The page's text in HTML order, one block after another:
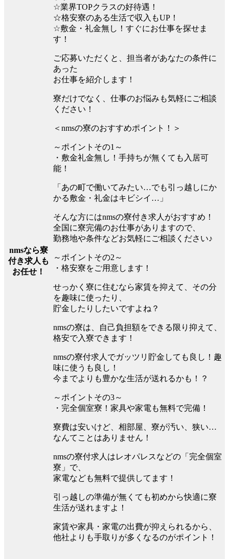
nmsなら寮
付き求人も
お任せ！
☆業界TOPクラスの好待遇！
☆格安寮のある生活で収入もUP！
☆敷金・礼金無し！すぐにお仕事を探せま
す！
ご応募いただくと、担当者があなたの条件に
あった
お仕事を紹介します！
寮だけでなく、仕事のお悩みも気軽にご相談
ください！
＜nmsの寮のおすすめポイント！＞
～ポイントその1～
・敷金礼金無し！手持ちが無くても入居可
能！
「あの町で働いてみたい…でも引っ越しにか
かる敷金・礼金はキビシイ…」
そんな方にはnmsの寮付き求人がおすすめ！
全国に寮完備のお仕事がありますので、
勤務地や条件などお気軽にご相談ください♪
～ポイントその2～
・格安寮をご用意します！
せっかく寮に住むなら家賃を抑えて、その分
を趣味に使ったり、
貯金したりしたいですよね？
nmsの寮は、自己負担額をできる限り抑えて、
格安で入寮できます！
nmsの寮付求人でガッツリ貯金しても良し！趣
味に使うも良し！
今までよりも豊かな生活が送れるかも！？
～ポイントその3～
・完全個室寮！家具や家電も無料で完備！
寮費は安いけど、相部屋、寮が汚い、狭い…
なんてことはありません！
nmsの寮付求人はレオパレスなどの「完全個室
寮」で、
家電なども無料で提供してます！
引っ越しの準備が無くても初めから快適に寮
生活が送れますよ！
家賃や家具・家電の出費が抑えられるから、
他社よりも手取りが多くなるのがポイント！